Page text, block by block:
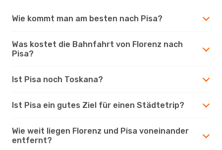
Wie kommt man am besten nach Pisa?
Was kostet die Bahnfahrt von Florenz nach
Pisa?
Ist Pisa noch Toskana?
Ist Pisa ein gutes Ziel für einen Städtetrip?
Wie weit liegen Florenz und Pisa voneinander
entfernt?